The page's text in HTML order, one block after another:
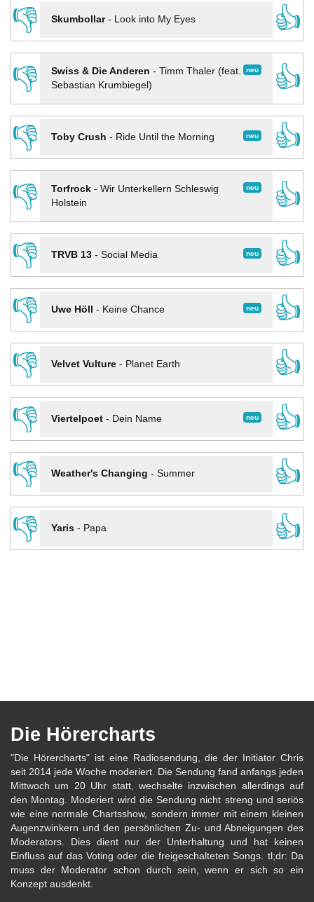
👎
Skumbollar- Look into My Eyes
👍
👎
neu
Swiss & Die Anderen - Timm Thaler (feat.
Sebastian Krumbiegel)
👍
👎
neu
Toby Crush - Ride Until the Morning
👍
👎
neu
Torfrock- Wir Unterkellern Schleswig
Holstein
👍
👎
neu
TRVB 13- Social Media
👍
👎
neu
Uwe Höll - Keine Chance
👍
👎
Velvet Vulture- Planet Earth
👍
👎
neu
Viertelpoet- Dein Name
👍
👎
Weather's Changing - Summer
👍
👎
Yaris- Papa 👍
Die Hörercharts
"Die Hörercharts" ist eine Radiosendung, die der Initiator Chris
seit 2014 jede Woche moderiert. Die Sendung fand anfangs jeden
Mittwoch um 20 Uhr statt, wechselte inzwischen allerdings auf
den Montag. Moderiert wird die Sendung nicht streng und seriös
wie eine normale Chartsshow, sondern immer mit einem kleinen
Augenzwinkern und den persönlichen Zu- und Abneigungen des
Moderators. Dies dient nur der Unterhaltung und hat keinen
Einfluss auf das Voting oder die freigeschalteten Songs. tl;dr: Da
muss der Moderator schon durch sein, wenn er sich so ein
Konzept ausdenkt.